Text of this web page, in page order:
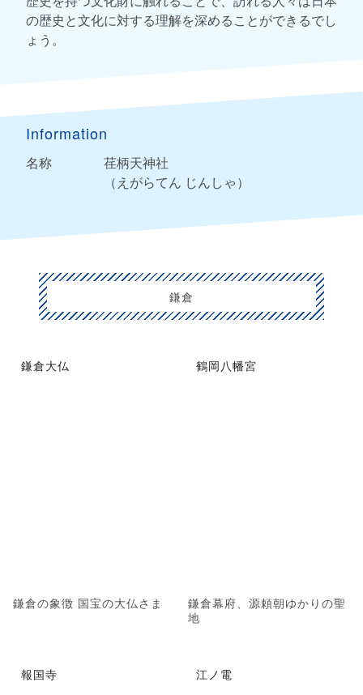
の歴史と文化に対する理解を深めることができるでし
ょう。
Information
名称
荏柄天神社
（えがらてん じんしゃ）
鎌倉
鎌倉大仏
鎌倉の象徴 国宝の大仏さま
鶴岡八幡宮
鎌倉幕府、源頼朝ゆかりの聖
地
報国寺 江ノ電